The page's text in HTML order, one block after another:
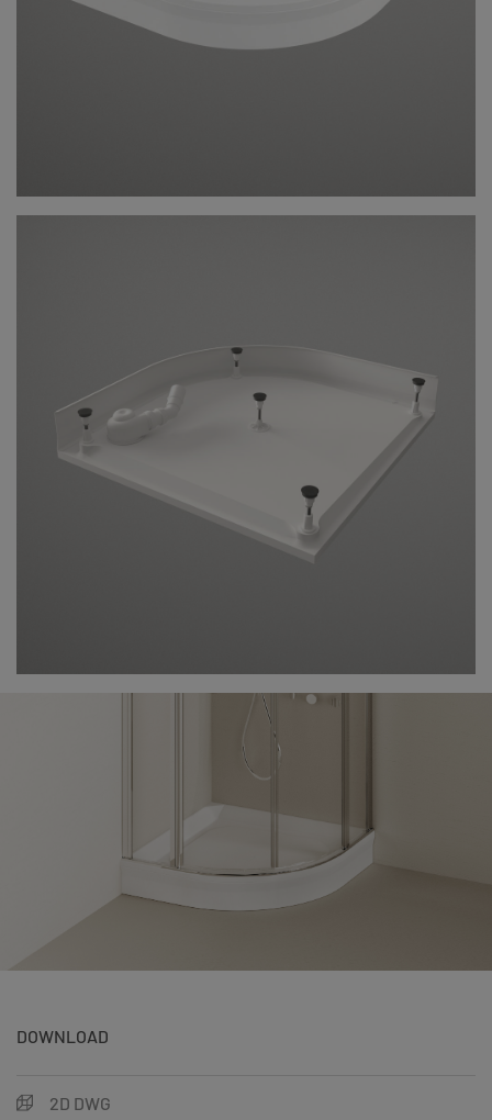
DOWNLOAD
2D DWG